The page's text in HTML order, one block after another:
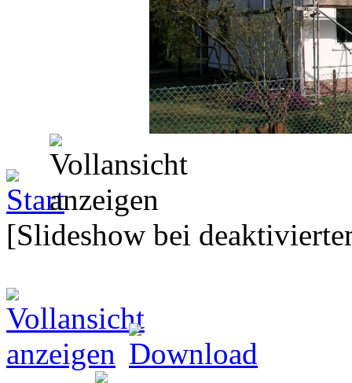
[Slideshow bei